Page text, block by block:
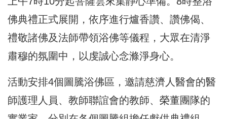
佛典禮正式展開，依序進行爐香讚、讚佛偈、
禮敬諸佛及法師帶領浴佛等儀程，大眾在清淨
肅穆的氛圍中，以虔誠心念滌淨身心。
活動安排4個圖騰浴佛區，邀請慈濟人醫會的醫
師護理人員、教師聯誼會的教師、榮董團隊的